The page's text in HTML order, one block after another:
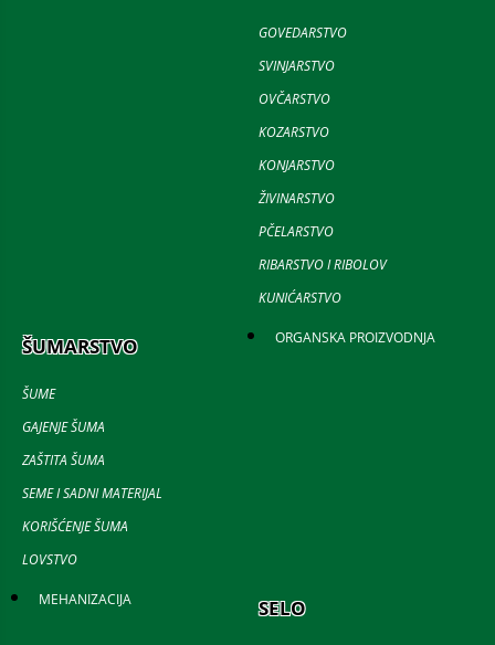
GOVEDARSTVO
SVINJARSTVO
OVČARSTVO
KOZARSTVO
KONJARSTVO
ŽIVINARSTVO
PČELARSTVO
RIBARSTVO I RIBOLOV
KUNIĆARSTVO
ŠUMARSTVO
ŠUME
GAJENJE ŠUMA
ZAŠTITA ŠUMA
SEME I SADNI MATERIJAL
KORIŠĆENJE ŠUMA
LOVSTVO
ORGANSKA PROIZVODNJA
MEHANIZACIJA SELO